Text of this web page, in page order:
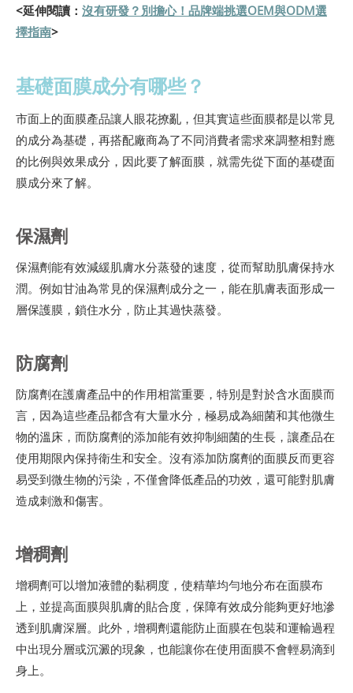
<延伸閱讀： 沒有研發？別擔心！品牌端挑選OEM與ODM選
擇指南>
基礎面膜成分有哪些？
市面上的面膜產品讓人眼花撩亂，但其實這些面膜都是以常見
的成分為基礎，再搭配廠商為了不同消費者需求來調整相對應
的比例與效果成分，因此要了解面膜，就需先從下面的基礎面
膜成分來了解。
保濕劑
保濕劑能有效減緩肌膚水分蒸發的速度，從而幫助肌膚保持水
潤。例如甘油為常見的保濕劑成分之一，能在肌膚表面形成一
層保護膜，鎖住水分，防止其過快蒸發。
防腐劑
防腐劑在護膚產品中的作用相當重要，特別是對於含水面膜而
言，因為這些產品都含有大量水分，極易成為細菌和其他微生
物的溫床，而防腐劑的添加能有效抑制細菌的生長，讓產品在
使用期限內保持衛生和安全。沒有添加防腐劑的面膜反而更容
易受到微生物的污染，不僅會降低產品的功效，還可能對肌膚
造成刺激和傷害。
增稠劑
增稠劑可以增加液體的黏稠度，使精華均勻地分布在面膜布
上，並提高面膜與肌膚的貼合度，保障有效成分能夠更好地滲
透到肌膚深層。此外，增稠劑還能防止面膜在包裝和運輸過程
中出現分層或沉澱的現象，也能讓你在使用面膜不會輕易滴到
身上。